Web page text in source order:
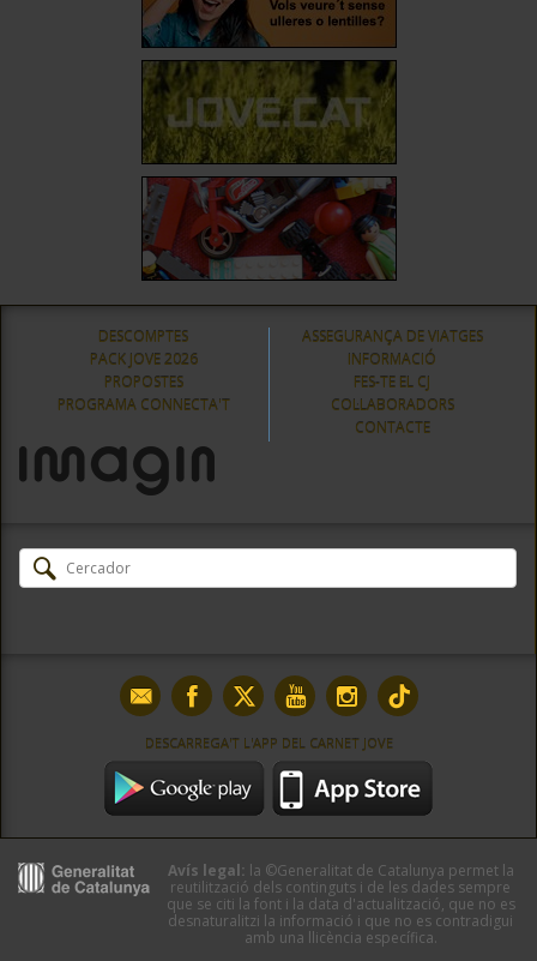
DESCOMPTES
PACK JOVE 2026
PROPOSTES
PROGRAMA CONNECTA'T
ASSEGURANÇA DE VIATGES
INFORMACIÓ
FES-TE EL CJ
COL·LABORADORS
CONTACTE
DESCARREGA'T L'APP DEL CARNET JOVE
Avís legal: la ©Generalitat de Catalunya permet la
reutilització dels continguts i de les dades sempre
que se citi la font i la data d'actualització, que no es
desnaturalitzi la informació i que no es contradigui
amb una llicència específica.